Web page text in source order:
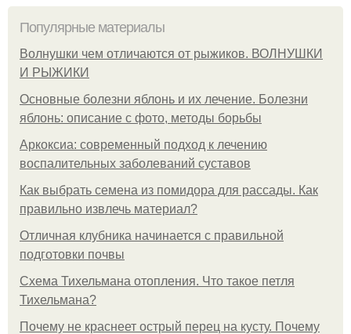
Популярные материалы
Волнушки чем отличаются от рыжиков. ВОЛНУШКИ
И РЫЖИКИ
Основные болезни яблонь и их лечение. Болезни
яблонь: описание с фото, методы борьбы
Аркоксиа: современный подход к лечению
воспалительных заболеваний суставов
Как выбрать семена из помидора для рассады. Как
правильно извлечь материал?
Отличная клубника начинается с правильной
подготовки почвы
Схема Тихельмана отопления. Что такое петля
Тихельмана?
Почему не краснеет острый перец на кусту. Почему